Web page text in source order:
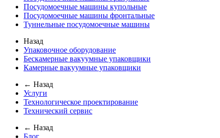
Посудомоечные машины купольные
Посудомоечные машины фронтальные
Туннельные посудомоечные машины
Назад
Упаковочное оборудование
Бескамерные вакуумные упаковщики
Камерные вакуумные упаковщики
← Назад
Услуги
Технологическое проектирование
Технический сервис
← Назад
Блог